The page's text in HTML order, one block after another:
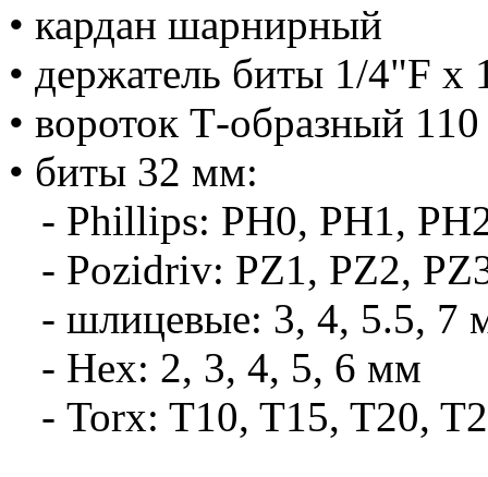
• кардан шарнирный
• держатель биты 1/4"F x
• вороток Т-образный
• биты 32 мм:
- Phillips: PH0, PH1,
- Pozidriv: PZ1, PZ2,
- шлицевые: 3, 4, 5.5, 7
- Hex: 2, 3, 4, 5, 6 мм
- Torx: T10, T15, T20,